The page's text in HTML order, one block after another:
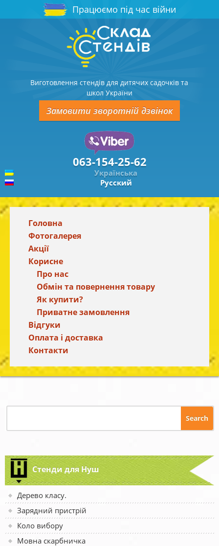
Працюємо під час війни
Виготовлення стендів для дитячих садочків та
школ України
Замовити зворотній дзвінок
063-154-25-62
Українська
Русский
Головна
Фотогалерея
Акції
Корисне
Про нас
Обмін та повернення товару
Як купити?
Приватне замовлення
Відгуки
Оплата і доставка
Контакти
Стенди для Нуш
Дерево класу.
Зарядний пристрій
Коло вибору
Мовна скарбничка